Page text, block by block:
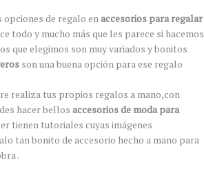
de regalo en accesorios para regalar
todo y mucho más que les parece si hacemos
que elegimos son muy variados y bonitos
son una buena opción para ese regalo
realiza tus propios regalos a mano,con
hacer bellos accesorios de moda para
tienen tutoriales cuyas imágenes
tan bonito de accesorio hecho a mano para
.